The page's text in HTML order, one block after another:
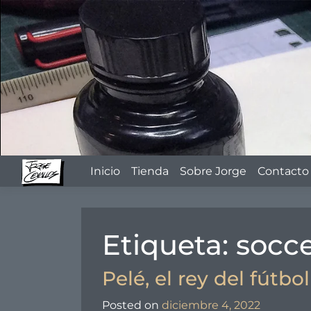
content
Inicio Tienda Sobre Jorge Contacto
Etiqueta:
Pelé, el rey del fútbol
Posted on diciembre 4, 2022